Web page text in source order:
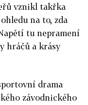
vznikl takřka
na to, zda
tu nepramení
hráčů a krásy
drama
závodnického